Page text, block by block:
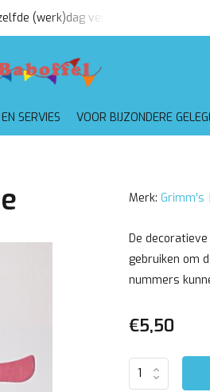
(werk)dag verzonden
SERVIES VOOR BIJZONDERE
Merk: Grimm's
De
gebruiken om
nummers
€5,50